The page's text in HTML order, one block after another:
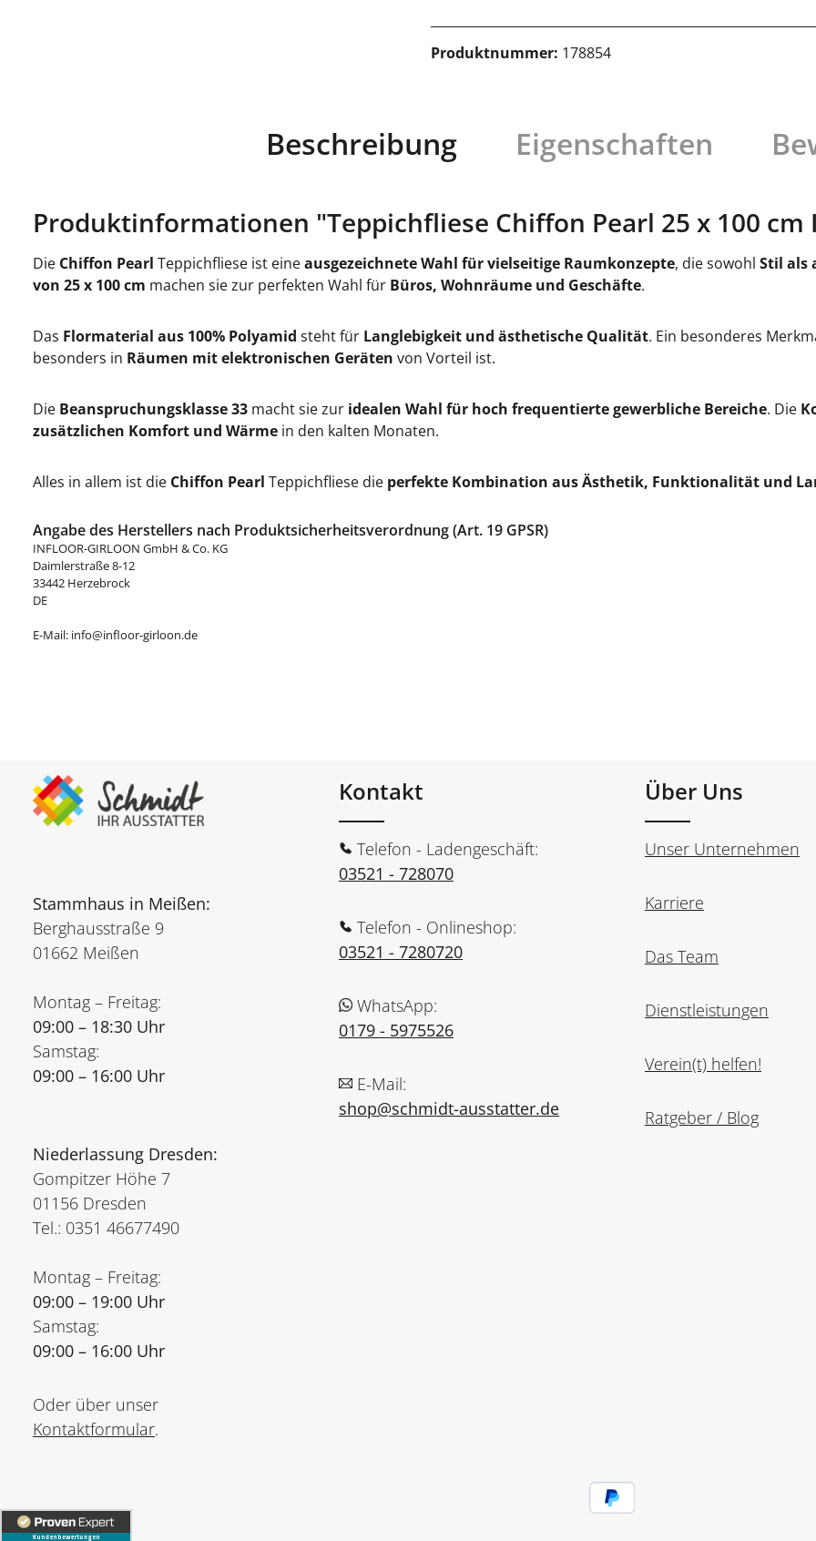
Produktnummer: 178854
Beschreibung Eigenschaften
Produktinformationen "Teppichfliese Chiffon Pearl 25 x 100
Die Chiffon Pearl Teppichfliese ist eineausgezeichnete Wahl für vielseitige Raumkonzepte, die sowohl Stil als
von 25 x 100 cm machen sie zur perfekten Wahl für Büros, Wohnräume und Geschäfte.
Das Flormaterial aus 100% Polyamid steht für Langlebigkeit und ästhetische Qualität. Ein besonderes
besonders in Räumen mit elektronischen Geräten von Vorteil ist.
Die Beanspruchungsklasse 33 macht sie zur idealen Wahl für hoch frequentierte gewerbliche Bereiche. Die
zusätzlichen Komfort und Wärme in den kalten Monaten.
Alles in allem ist die Chiffon Pearl Teppichfliese die perfekte Kombination aus Ästhetik, Funktionalität und
Angabe des Herstellers nach Produktsicherheitsverordnung (Art. 19 GPSR)
INFLOOR-GIRLOON GmbH & Co. KG
Daimlerstraße 8-12
33442 Herzebrock
DE
E-Mail: info@infloor-girloon.de
Stammhaus in Meißen:
Berghausstraße 9
01662 Meißen
Montag – Freitag:
09:00 – 18:30 Uhr
Samstag:
09:00 – 16:00 Uhr
Niederlassung Dresden:
Gompitzer Höhe 7
01156 Dresden
Tel.: 0351 46677490
Montag – Freitag:
09:00 – 19:00 Uhr
Samstag:
09:00 – 16:00 Uhr
Oder über unser
Kontaktformular.
Kontakt
Telefon - Ladengeschäft:
03521 - 728070
Telefon - Onlineshop:
03521 - 7280720
WhatsApp:
0179 - 5975526
E-Mail:
shop@schmidt-ausstatter.de
Über Uns
Unser Unternehmen
Karriere
Das Team
Dienstleistungen
Verein(t) helfen!
Ratgeber / Blog